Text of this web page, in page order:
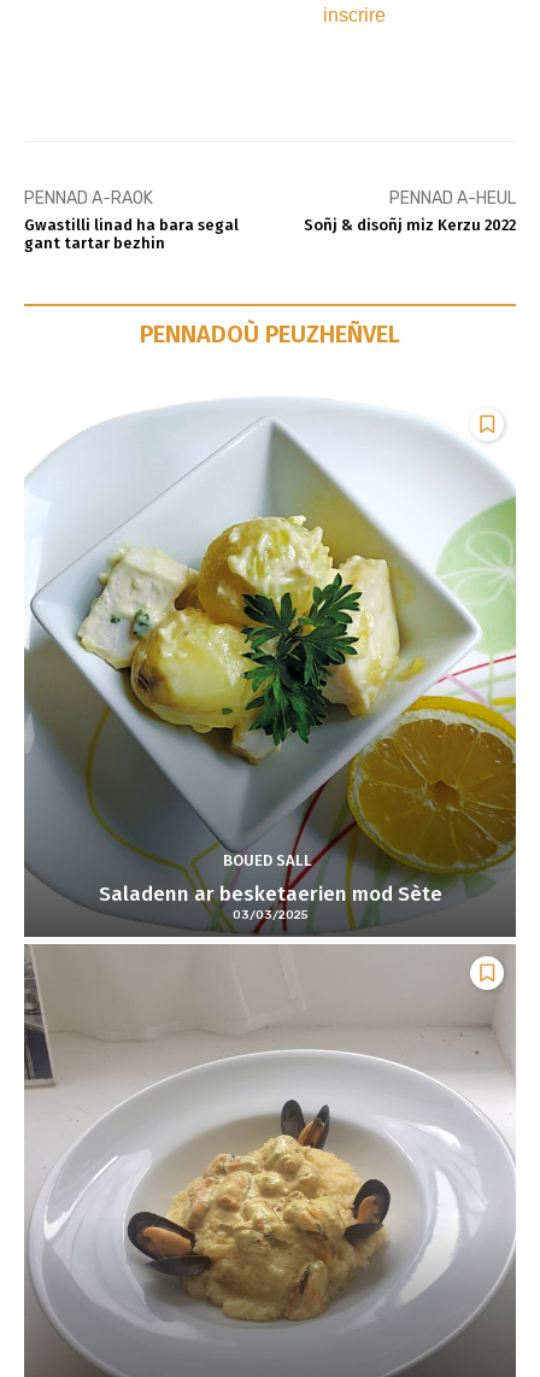
inscrire
PENNAD A-RAOK
Gwastilli linad ha bara segal
gant tartar bezhin
PENNAD A-HEUL
Soñj & disoñj miz Kerzu 2022
PENNADOÙ PEUZHEÑVEL
BOUED SALL
Saladenn ar besketaerien mod Sète
03/03/2025